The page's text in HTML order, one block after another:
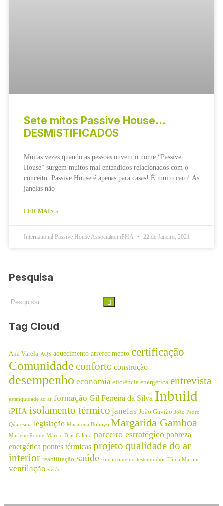
Sete mitos Passive House…
DESMISTIFICADOS
Muitas vezes quando as pessoas ouvem o nome “Passive
House” surgem muitos mal entendidos relacionados com o
conceito. Passive House é apenas para casas! É muito caro! As
janelas não
LER MAIS »
International Passive House Association iPHA 22 de Janeiro, 2021
Pesquisa
Tag Cloud
Ana Varela AQS aquecimento arrefecimento certificação
Comunidadeconforto construção
desempenho economia eficiência energética entrevista
estanquidade ao ar formação Gil Ferreira da Silva Inbuild
iPHA isolamento térmico janelas João Gavião João Pedro
Quaresma legislação Macarena Bohoyo Margarida Gamboa
Marlene Roque Márcio Dias Caleira parceiro estratégico pobreza
energética pontes térmicas projeto qualidade do ar
interior reabilitação saúde sombreamento testemunhos Tânia Martins
ventilação verão